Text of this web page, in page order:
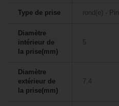
Type de prise rond(e) - Pin
Diamètre
intérieur de
la prise(mm)
5
Diamètre
extérieur de
la prise(mm)
7.4